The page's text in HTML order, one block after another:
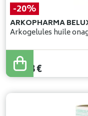
-20%
ARKOPHARMA
39,97
31,98€